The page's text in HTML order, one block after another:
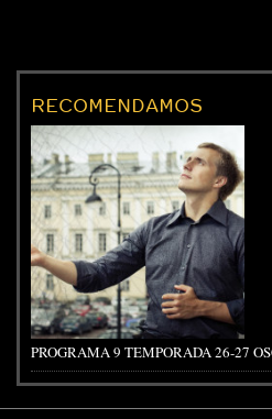
RECOMENDAMOS
PROGRAMA 9 TEMPORADA 26-27